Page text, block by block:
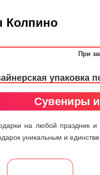
Колпино
При
упаковка
Сувениры
на любой праздник
уникальным и